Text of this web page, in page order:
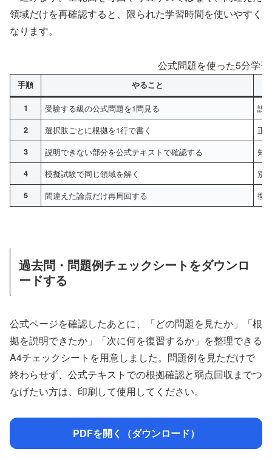
領域だけを再確認すると、限られた学習時間を使いやすく
なります。
公式問題を使った5分学
手順 やること
1 受験する級の公式問題を1問見る 設
2 選択肢ごとに根拠を1行で書く 正
3 説明できない部分を公式テキストで確認する 知
4 模擬試験で同じ領域を解く 別
5 間違えた論点だけ再周回する 復
過去問・問題例チェックシートをダウンロ
ードする
公式ページを確認したあとに、「どの問題を見たか」「根
拠を説明できたか」「次に何を復習するか」を整理できる
A4チェックシートを用意しました。問題例を見ただけで
終わらせず、公式テキストでの根拠確認と弱点回収までつ
なげたい方は、印刷して使用してください。
PDFを開く（ダウンロード）